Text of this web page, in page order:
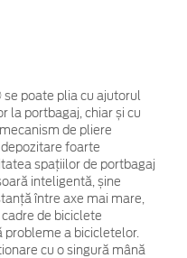
poate plia cu ajutorul
la portbagaj, chiar și cu
de pliere
foarte
spațiilor de portbagaj
inteligentă, șine
între axe mai mare,
de biciclete
a bicicletelor.
cu o singură mână